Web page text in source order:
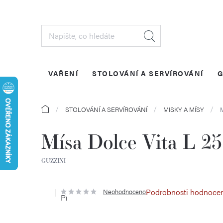
VAŘENÍ STOLOVÁNÍ A SERVÍROVÁNÍ
DomůSTOLOVÁNÍ A SERVÍROVÁNÍ MISKY A MÍSY
Mísa Dolce Vita L
GUZZINI
Průměrné
hodnocení
NeohodnocenoPodrobnosti